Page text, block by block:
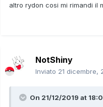
altro rydon cosi mi rimandi il
NotShiny
Inviato 21 dicembre,
On 21/12/2019 at